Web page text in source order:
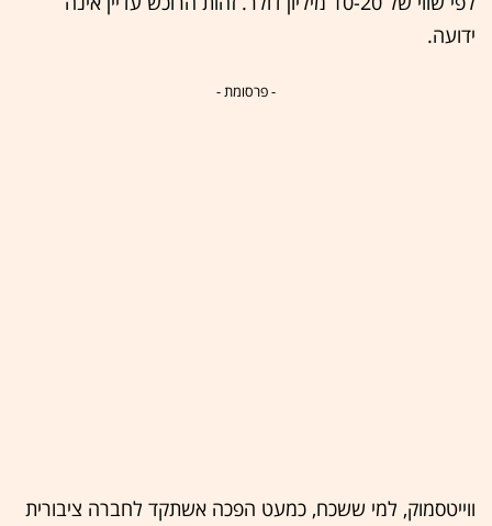
ידועה.
- פרסומת -
ווייטסמוק, למי ששכח, כמעט הפכה אשתקד לחברה ציבורית